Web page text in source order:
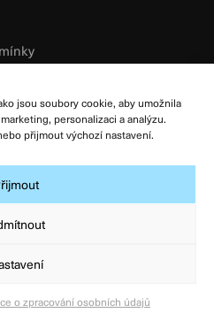
jsou soubory cookie, aby umožnila
personalizaci a analýzu.
přijmout výchozí nastavení.
o zpracování osobních údajů
v. i. 2026